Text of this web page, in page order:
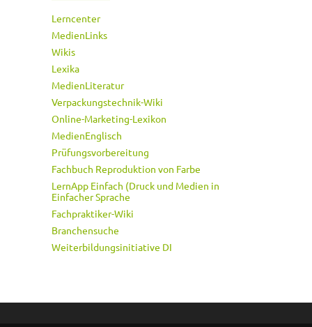
Lerncenter
MedienLinks
Wikis
Lexika
MedienLiteratur
Verpackungstechnik-Wiki
Online-Marketing-Lexikon
MedienEnglisch
Prüfungsvorbereitung
Fachbuch Reproduktion von Farbe
LernApp Einfach (Druck und Medien in
Einfacher Sprache
Fachpraktiker-Wiki
Branchensuche
Weiterbildungsinitiative DI